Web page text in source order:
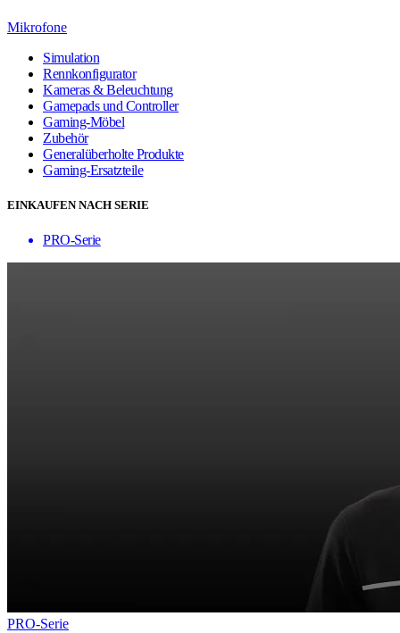
Mikrofone
Simulation
Rennkonfigurator
Kameras & Beleuchtung
Gamepads und Controller
Gaming-Möbel
Zubehör
Generalüberholte Produkte
Gaming-Ersatzteile
EINKAUFEN NACH SERIE
PRO-Serie
PRO-Serie